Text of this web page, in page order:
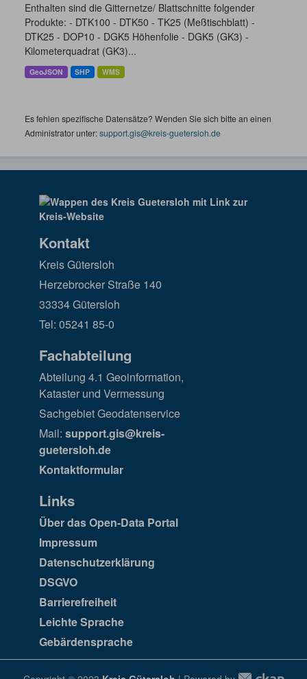
Enthalten sind die Gitternetze/ Blattschnitte folgender
Produkte: - DTK100 - DTK50 - TK25 (Meßtischblatt) -
DTK25 - DOP10 - DGK5 Höhenfolie - DGK5 (GK3) -
Kilometerquadrat (GK3)...
GeoJSON SHP WMS
Es fehlen spezifische Datensätze? Wenden Sie sich bitte an einen
Administrator unter:support.gis@kreis-guetersloh.de
Kontakt
Kreis Gütersloh
Herzebrocker Straße 140
33334 Gütersloh
Tel: 05241 85-0
Fachabteilung
Abteilung 4.1 Geoinformation,
Kataster und Vermessung
Sachgebiet Geodatenservice
Mail: support.gis@kreis-
guetersloh.de
Kontaktformular
Links
Über das Open-Data Portal
Impressum
Datenschutzerklärung
DSGVO
Barrierefreiheit
Leichte Sprache
Gebärdensprache